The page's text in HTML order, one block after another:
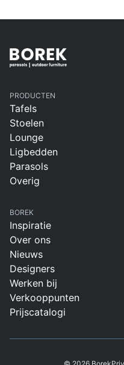
PRODUCTEN
Tafels
Stoelen
Lounge
Ligbedden
Parasols
Overig
BOREK
Inspiratie
Over ons
Nieuws
Designers
Werken bij
Verkooppunten
Prijscatalogi